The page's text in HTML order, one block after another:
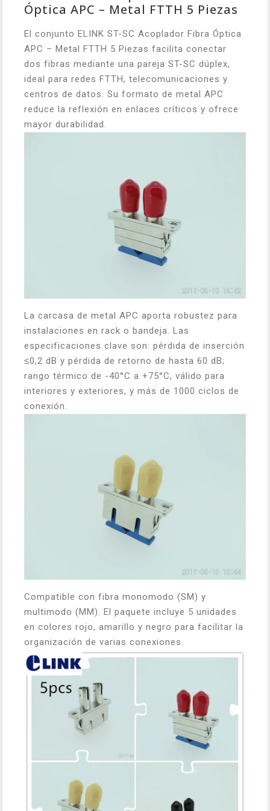
Óptica APC – Metal FTTH 5 Piezas
El conjunto ELINK ST-SC Acoplador Fibra Óptica
APC – Metal FTTH 5 Piezas facilita conectar
dos fibras mediante una pareja ST-SC dúplex,
ideal para redes FTTH, telecomunicaciones y
centros de datos. Su formato de metal APC
reduce la reflexión en enlaces críticos y ofrece
mayor durabilidad.
La carcasa de metal APC aporta robustez para
instalaciones en rack o bandeja. Las
especificaciones clave son: pérdida de inserción
≤0,2 dB y pérdida de retorno de hasta 60 dB;
rango térmico de -40°C a +75°C, válido para
interiores y exteriores, y más de 1000 ciclos de
conexión.
Compatible con fibra monomodo (SM) y
multimodo (MM). El paquete incluye 5 unidades
en colores rojo, amarillo y negro para facilitar la
organización de varias conexiones.